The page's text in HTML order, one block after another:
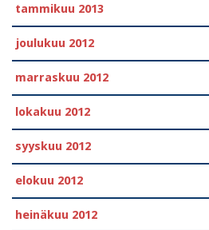
tammikuu 2013
joulukuu 2012
marraskuu 2012
lokakuu 2012
syyskuu 2012
elokuu 2012
heinäkuu 2012